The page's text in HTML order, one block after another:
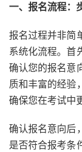
一、报名流程：
报名过程并非简
系统化流程。首
确认您的报名意
质和丰富的经验
确保您在考试中
确认报名意向后
是否符合报考条